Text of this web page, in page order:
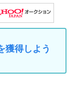
獲得しよう